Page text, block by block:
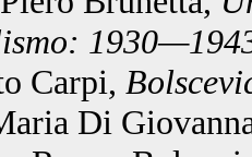
Carpi,
Di